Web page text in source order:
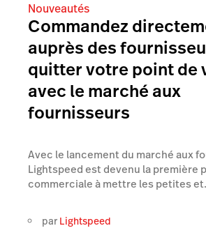
Nouveautés
Commandez
auprès des
quitter votre point de
avec le marché aux
fournisseurs
Avec le lancement du marché aux
Lightspeed est devenu la première
commerciale à mettre les petites
par Lightspeed